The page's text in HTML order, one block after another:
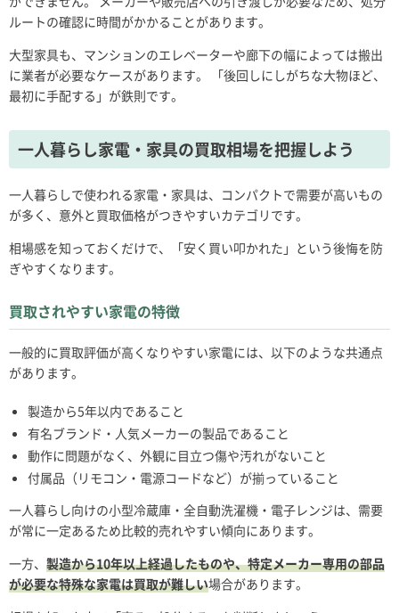
ルートの確認に時間がかかることがあります。
大型家具も、マンションのエレベーターや廊下の幅によっては搬出
に業者が必要なケースがあります。 「後回しにしがちな大物ほど、
最初に手配する」が鉄則です。
一人暮らし家電・家具の買取相場を把握しよう
一人暮らしで使われる家電・家具は、コンパクトで需要が高いもの
が多く、意外と買取価格がつきやすいカテゴリです。
相場感を知っておくだけで、「安く買い叩かれた」という後悔を防
ぎやすくなります。
買取されやすい家電の特徴
一般的に買取評価が高くなりやすい家電には、以下のような共通点
があります。
製造から5年以内であること
有名ブランド・人気メーカーの製品であること
動作に問題がなく、外観に目立つ傷や汚れがないこと
付属品（リモコン・電源コードなど）が揃っていること
一人暮らし向けの小型冷蔵庫・全自動洗濯機・電子レンジは、需要
が常に一定あるため比較的売れやすい傾向にあります。
一方、 製造から10年以上経過したものや、特定メーカー専用の部品
が必要な特殊な家電は買取が難しい場合があります。